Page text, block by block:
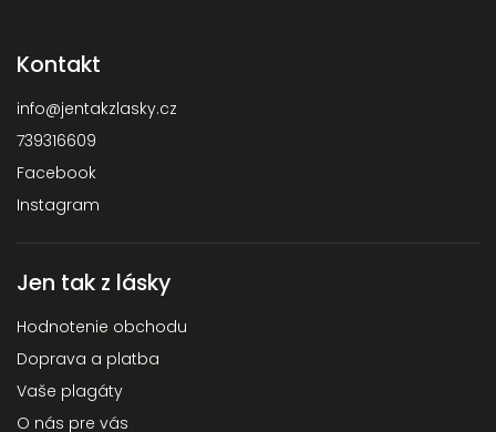
Kontakt
info@jentakzlasky.cz
739316609
Facebook
Instagram
Jen tak z lásky
Hodnotenie obchodu
Doprava a platba
Vaše plagáty
O nás pre vás